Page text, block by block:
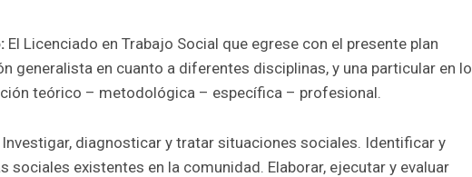
El Licenciado en Trabajo Social que egrese con el presente plan
generalista en cuanto a diferentes disciplinas, y una particular en lo
teórico – metodológica – específica – profesional.
Investigar, diagnosticar y tratar situaciones sociales. Identificar y
sociales existentes en la comunidad. Elaborar, ejecutar y evaluar